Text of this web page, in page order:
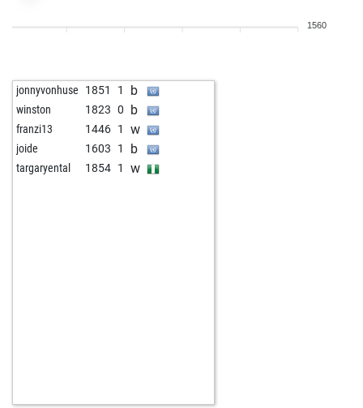
b
cybon 1541 w
arturo... 1837 1 b
willidu 1769 b
1560
jonnyvonhuse 1851 1 b
winston 1823 0 b
franzi13 1446 1 w
joide 1603 1 b
targaryental 1854 1 w